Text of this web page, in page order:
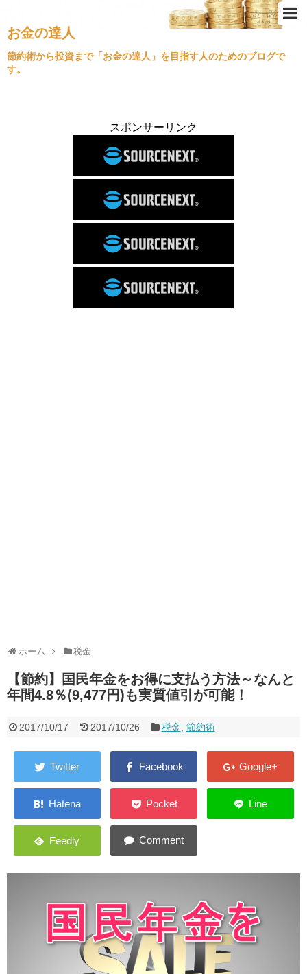
お金の達人
節約術から投資まで「お金の達人」を目指す人のためのブログで
す。
スポンサーリンク
ホーム 税金
【節約】国民年金をお得に支払う方法～なんと
年間4.8％(9,477円)も実質値引が可能！
2017/10/17 2017/10/26 税金 節約術
クレジットカード
金持ちの思考
これは便利
こだわりのモノ
キャンピングカー